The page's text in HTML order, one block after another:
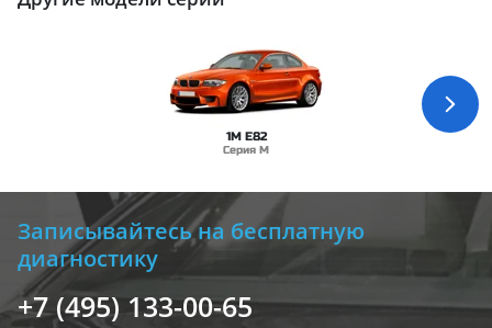
1M E82
Серия M
Записывайтесь на бесплатную
диагностику
+7 (495) 133-00-65